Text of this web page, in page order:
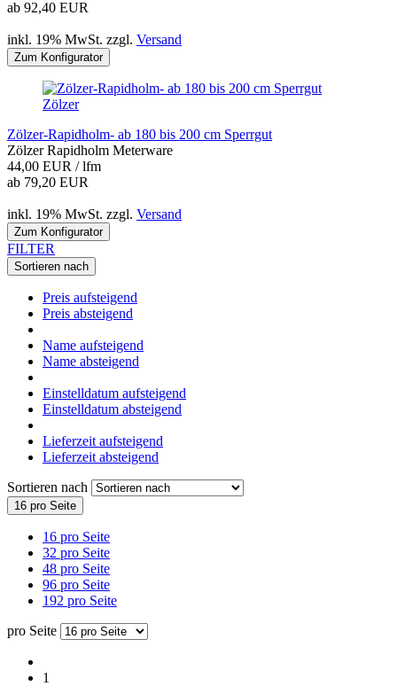
ab 92,40 EUR
inkl. 19% MwSt. zzgl. Versand
Zum Konfigurator
Zölzer
Zölzer-Rapidholm- ab 180 bis 200 cm Sperrgut
Zölzer Rapidholm Meterware
44,00 EUR / lfm
ab 79,20 EUR
inkl. 19% MwSt. zzgl. Versand
Zum Konfigurator
FILTER
Sortieren nach
Preis aufsteigend
Preis absteigend
Name aufsteigend
Name absteigend
Einstelldatum aufsteigend
Einstelldatum absteigend
Lieferzeit aufsteigend
Lieferzeit absteigend
Sortieren nach
16 pro Seite
16 pro Seite
32 pro Seite
48 pro Seite
96 pro Seite
192 pro Seite
pro Seite
1